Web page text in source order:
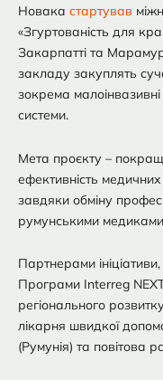
Новака стартував
«Згуртованість для
Закарпатті та
закладу закуплять
зокрема
системи.
Мета проєкту –
ефективність
завдяки обміну
румунськими
Партнерами
Програми Interreg
регіонального
лікарня швидкої
(Румунія) та повітова